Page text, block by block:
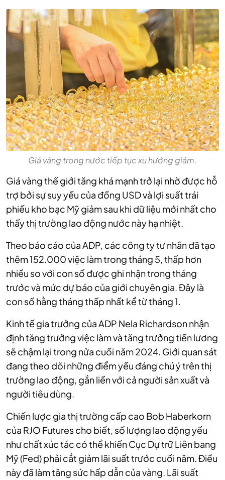
Giá vàng trong nước tiếp tục xu hướng giảm.
Giá vàng thế giới tăng khá mạnh trở lại nhờ được hỗ
trợ bởi sự suy yếu của đồng USD và lợi suất trái
phiếu kho bạc Mỹ giảm sau khi dữ liệu mới nhất cho
thấy thị trường lao động nước này hạ nhiệt.
Theo báo cáo của ADP, các công ty tư nhân đã tạo
thêm 152.000 việc làm trong tháng 5, thấp hơn
nhiều so với con số được ghi nhận trong tháng
trước và mức dự báo của giới chuyên gia. Đây là
con số hằng tháng thấp nhất kể từ tháng 1.
Kinh tế gia trưởng của ADP Nela Richardson nhận
định tăng trưởng việc làm và tăng trưởng tiền lương
sẽ chậm lại trong nửa cuối năm 2024. Giới quan sát
đang theo dõi những điểm yếu đáng chú ý trên thị
trường lao động, gắn liền với cả người sản xuất và
người tiêu dùng.
Chiến lược gia thị trường cấp cao Bob Haberkorn
của RJO Futures cho biết, số lượng lao động yếu
như chất xúc tác có thể khiến Cục Dự trữ Liên bang
Mỹ (Fed) phải cắt giảm lãi suất trước cuối năm. Điều
này đã làm tăng sức hấp dẫn của vàng. Lãi suất